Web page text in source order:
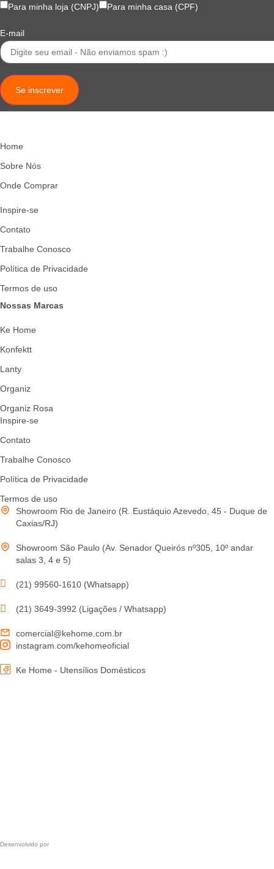
Para minha loja (CNPJ) Para minha casa (CPF)
E-mail
Se inscrever
Home
Sobre Nós
Onde Comprar
Inspire-se
Contato
Trabalhe Conosco
Política de Privacidade
Termos de uso
Nossas Marcas
Ke Home
Konfektt
Lanty
Organiz
Organiz Rosa
Inspire-se
Contato
Trabalhe Conosco
Política de Privacidade
Termos de uso
Showroom Rio de Janeiro (R. Eustáquio Azevedo, 45 - Duque de
Caxias/RJ)
Showroom São Paulo (Av. Senador Queirós nº305, 10º andar
salas 3, 4 e 5)
(21) 99560-1610 (Whatsapp)
(21) 3649-3992 (Ligações / Whatsapp)
comercial@kehome.com.br
instagram.com/kehomeoficial
Ke Home - Utensílios Domésticos
Desenvolvido por